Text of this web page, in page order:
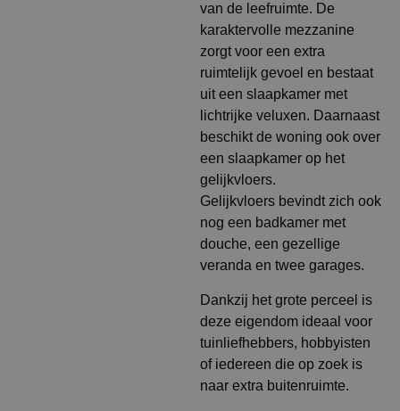
van de leefruimte. De
karaktervolle mezzanine
zorgt voor een extra
ruimtelijk gevoel en bestaat
uit een slaapkamer met
lichtrijke veluxen. Daarnaast
beschikt de woning ook over
een slaapkamer op het
gelijkvloers.
Gelijkvloers bevindt zich ook
nog een badkamer met
douche, een gezellige
veranda en twee garages.
Dankzij het grote perceel is
deze eigendom ideaal voor
tuinliefhebbers, hobbyisten
of iedereen die op zoek is
naar extra buitenruimte.